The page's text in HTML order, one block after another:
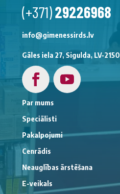
(+371)29226968
info@gimenessirds.lv
Gāles iela 27, Sigulda, LV-2150
Par mums
Speciālisti
Pakalpojumi
Cenrādis
Neauglības ārstēšana
E-veikals